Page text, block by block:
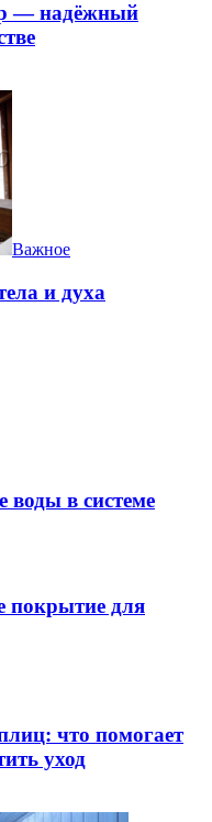
— надёжный
Важное
и духа
воды в системе
покрытие для
что помогает
уход